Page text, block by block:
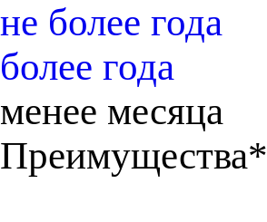
не более года
более года
менее месяца
Преимущества*